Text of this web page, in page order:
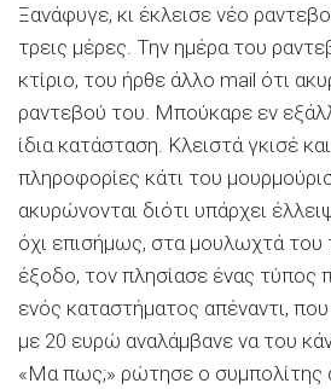
Ξανάφυγε, κι έκλεισε νέο
τρεις μέρες. Την ημέρα του
κτίριο, του ήρθε άλλο mail ότι
ραντεβού του. Μπούκαρε εν
ίδια κατάσταση. Κλειστά γκισέ
πληροφορίες κάτι του
ακυρώνονται διότι υπάρχει
όχι επισήμως, στα μουλωχτά του
έξοδο, τον πλησίασε ένας τύπος
ενός καταστήματος απέναντι,
με 20 ευρώ αναλάμβανε να του
«Μα πως;» ρώτησε ο συμπολίτης